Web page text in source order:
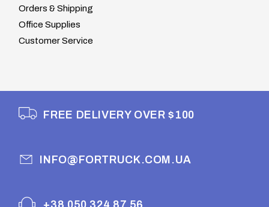
Orders & Shipping
Office Supplies
Customer Service
FREE DELIVERY OVER $100
INFO@FORTRUCK.COM.UA
+38 050 324 87 56